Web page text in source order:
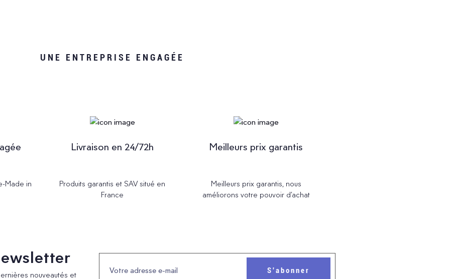
UNE ENTREPRISE ENGAGÉE
Made in
Livraison en 24/72h
Produits garantis et SAV situé en
France
Meilleurs prix garantis
Meilleurs prix garantis, nous
améliorons votre pouvoir d’achat
nouveautés et